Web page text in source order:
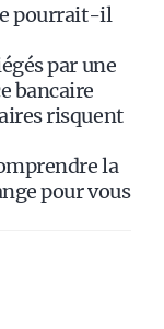
pourrait-il
par une
bancaire
risquent
la
pour vous